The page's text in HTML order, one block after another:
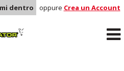
dentro oppure Crea un Account